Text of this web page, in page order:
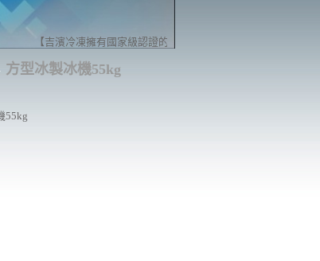
【吉濱冷凍擁有國家級認證的乙級冷凍空調裝修技術】歡迎您
方型冰製冰機55kg
55kg